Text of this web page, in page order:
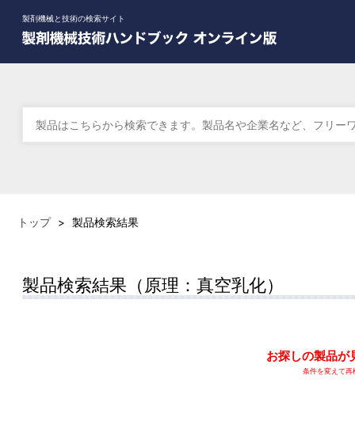
製剤機械と技術の検索サイト
トップ > 製品検索結果
製品検索結果（原理：真空乳化）
お探しの製品が
条件を変えて再